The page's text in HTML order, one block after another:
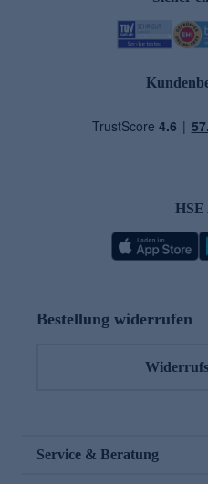
HSE
Bestellung widerrufen
Service & Beratung